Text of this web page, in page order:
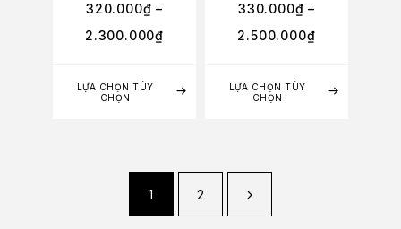
LỰA CHỌN TÙY
CHỌN
320.000₫ –
2.300.000₫
LỰA CHỌN TÙY
CHỌN
330.000₫ –
2.500.000₫
1 2